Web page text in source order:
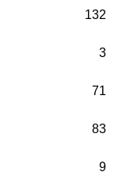
132
3
71
83
9